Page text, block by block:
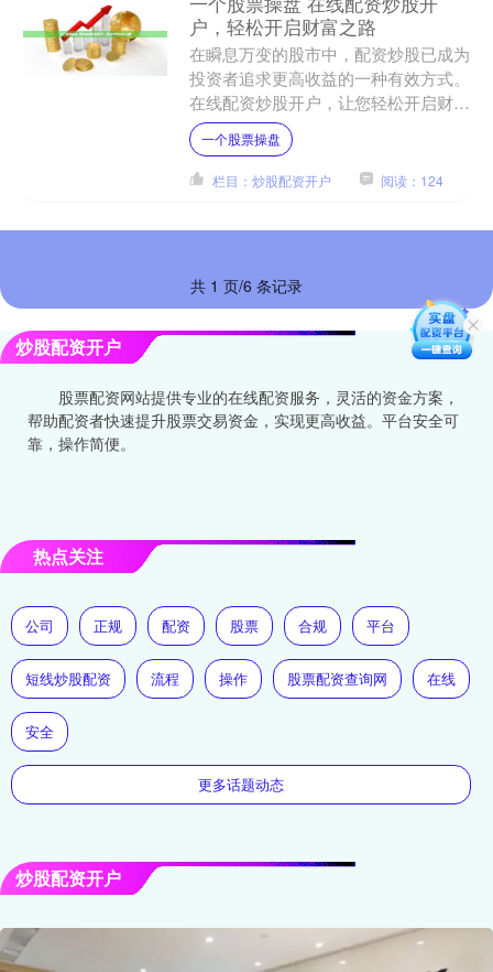
户，轻松开启财富之路
在瞬息万变的股市中，配资炒股已成为
投资者追求更高收益的一种有效方式。
在线配资炒股开户，让您轻松开启财富
之路。 配资炒股网站提供高达10倍的
杠杆资金，这意味着投资....
一个股票操盘
栏目：炒股配资开户 阅读：124
共 1 页/6 条记录
炒股配资开户
股票配资网站提供专业的在线配资服务，灵活的资金方案，
帮助配资者快速提升股票交易资金，实现更高收益。平台安全可
靠，操作简便。
热点关注
公司 正规 配资 股票 合规 平台
短线炒股配资 流程 操作 股票配资查询网 在线
安全
更多话题动态
炒股配资开户